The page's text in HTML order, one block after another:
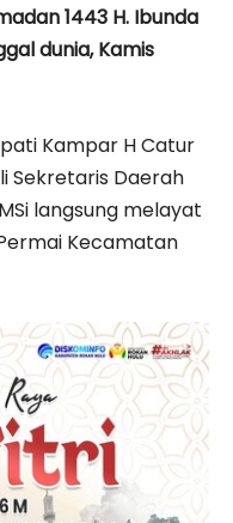
1443 H. Ibunda
dunia, Kamis
Kampar H Catur
Sekretaris Daerah
langsung melayat
Kecamatan